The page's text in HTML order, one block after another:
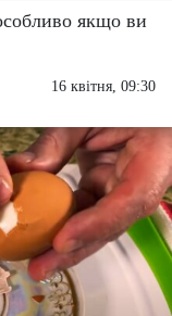
якщо ви
16 квітня, 09:30